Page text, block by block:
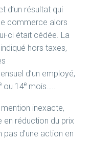
d’un résultat qui
commerce alors
ci était cédée. La
hors taxes,
d’un employé,
ou 14e mois…..
mention inexacte,
en réduction du prix
d’une action en